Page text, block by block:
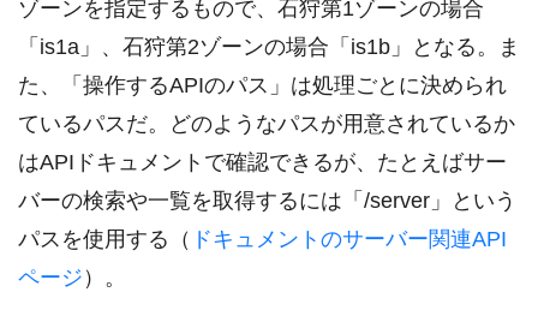
ゾーンを指定するもので、石狩第1ゾーンの場合
「is1a」、石狩第2ゾーンの場合「is1b」となる。ま
た、「操作するAPIのパス」は処理ごとに決められ
ているパスだ。どのようなパスが用意されているか
はAPIドキュメントで確認できるが、たとえばサー
バーの検索や一覧を取得するには「/server」という
パスを使用する（ ドキュメントのサーバー関連API
ページ ）。